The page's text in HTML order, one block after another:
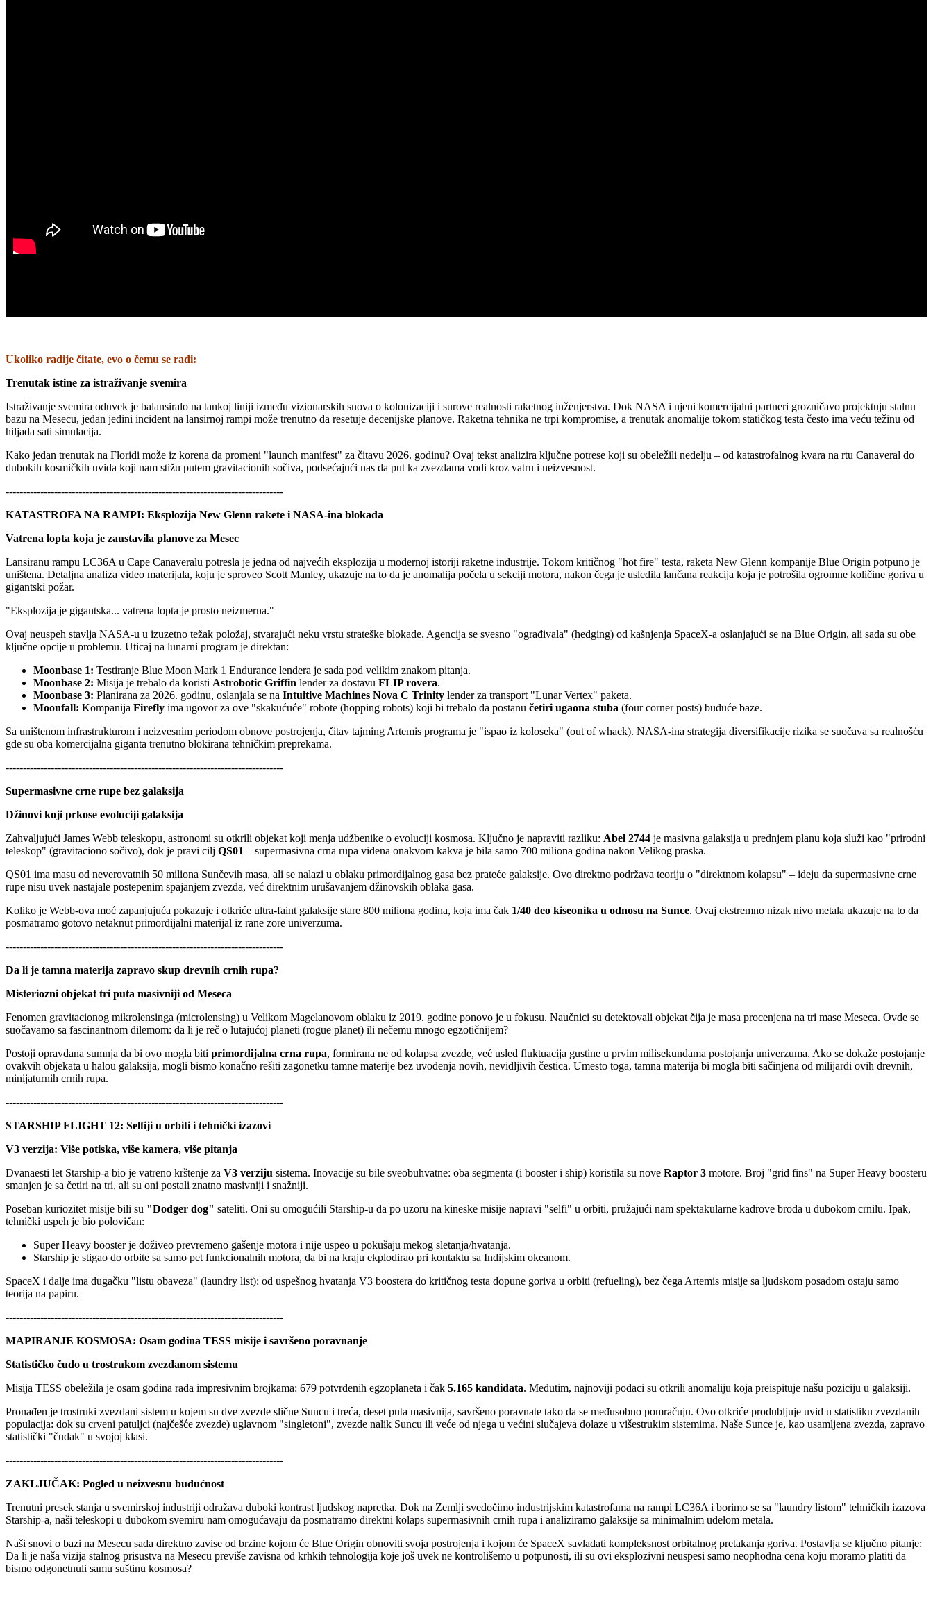
Ukoliko radije čitate, evo o čemu se radi:
Trenutak istine za istraživanje svemira
Istraživanje svemira oduvek je balansiralo na tankoj liniji između vizionarskih snova o kolonizaciji i surove realnosti raketnog inženjerstva. Dok NASA i njeni komercijalni partneri grozničavo projektuju stalnu
bazu na Mesecu, jedan jedini incident na lansirnoj rampi može trenutno da resetuje decenijske planove. Raketna tehnika ne trpi kompromise, a trenutak anomalije tokom statičkog testa često ima veću težinu od
hiljada sati simulacija.
Kako jedan trenutak na Floridi može iz korena da promeni "launch manifest" za čitavu 2026. godinu? Ovaj tekst analizira ključne potrese koji su obeležili nedelju – od katastrofalnog kvara na rtu Canaveral do
dubokih kosmičkih uvida koji nam stižu putem gravitacionih sočiva, podsećajući nas da put ka zvezdama vodi kroz vatru i neizvesnost.
--------------------------------------------------------------------------------
KATASTROFA NA RAMPI: Eksplozija New Glenn rakete i NASA-ina blokada
Vatrena lopta koja je zaustavila planove za Mesec
Lansiranu rampu LC36A u Cape Canaveralu potresla je jedna od najvećih eksplozija u modernoj istoriji raketne industrije. Tokom kritičnog "hot fire" testa, raketa New Glenn kompanije Blue Origin potpuno je
uništena. Detaljna analiza video materijala, koju je sproveo Scott Manley, ukazuje na to da je anomalija počela u sekciji motora, nakon čega je usledila lančana reakcija koja je potrošila ogromne količine goriva u
gigantski požar.
"Eksplozija je gigantska... vatrena lopta je prosto neizmerna."
Ovaj neuspeh stavlja NASA-u u izuzetno težak položaj, stvarajući neku vrstu strateške blokade. Agencija se svesno "ograđivala" (hedging) od kašnjenja SpaceX-a oslanjajući se na Blue Origin, ali sada su obe
ključne opcije u problemu. Uticaj na lunarni program je direktan:
Moonbase 1: Testiranje Blue Moon Mark 1 Endurance lendera je sada pod velikim znakom pitanja.
Moonbase 2: Misija je trebalo da koristi Astrobotic Griffin lender za dostavu FLIP rovera.
Moonbase 3: Planirana za 2026. godinu, oslanjala se na Intuitive Machines Nova C Trinity lender za transport "Lunar Vertex" paketa.
Moonfall: Kompanija Firefly ima ugovor za ove "skakućuće" robote (hopping robots) koji bi trebalo da postanu četiri ugaona stuba (four corner posts) buduće baze.
Sa uništenom infrastrukturom i neizvesnim periodom obnove postrojenja, čitav tajming Artemis programa je "ispao iz koloseka" (out of whack). NASA-ina strategija diversifikacije rizika se suočava sa realnošću
gde su oba komercijalna giganta trenutno blokirana tehničkim preprekama.
--------------------------------------------------------------------------------
Supermasivne crne rupe bez galaksija
Džinovi koji prkose evoluciji galaksija
Zahvaljujući James Webb teleskopu, astronomi su otkrili objekat koji menja udžbenike o evoluciji kosmosa. Ključno je napraviti razliku: Abel 2744 je masivna galaksija u prednjem planu koja služi kao "prirodni
teleskop" (gravitaciono sočivo), dok je pravi cilj QS01 – supermasivna crna rupa viđena onakvom kakva je bila samo 700 miliona godina nakon Velikog praska.
QS01 ima masu od neverovatnih 50 miliona Sunčevih masa, ali se nalazi u oblaku primordijalnog gasa bez prateće galaksije. Ovo direktno podržava teoriju o "direktnom kolapsu" – ideju da supermasivne crne
rupe nisu uvek nastajale postepenim spajanjem zvezda, već direktnim urušavanjem džinovskih oblaka gasa.
Koliko je Webb-ova moć zapanjujuća pokazuje i otkriće ultra-faint galaksije stare 800 miliona godina, koja ima čak 1/40 deo kiseonika u odnosu na Sunce. Ovaj ekstremno nizak nivo metala ukazuje na to da
posmatramo gotovo netaknut primordijalni materijal iz rane zore univerzuma.
--------------------------------------------------------------------------------
Da li je tamna materija zapravo skup drevnih crnih rupa?
Misteriozni objekat tri puta masivniji od Meseca
Fenomen gravitacionog mikrolensinga (microlensing) u Velikom Magelanovom oblaku iz 2019. godine ponovo je u fokusu. Naučnici su detektovali objekat čija je masa procenjena na tri mase Meseca. Ovde se
suočavamo sa fascinantnom dilemom: da li je reč o lutajućoj planeti (rogue planet) ili nečemu mnogo egzotičnijem?
Postoji opravdana sumnja da bi ovo mogla biti primordijalna crna rupa, formirana ne od kolapsa zvezde, već usled fluktuacija gustine u prvim milisekundama postojanja univerzuma. Ako se dokaže postojanje
ovakvih objekata u halou galaksija, mogli bismo konačno rešiti zagonetku tamne materije bez uvođenja novih, nevidljivih čestica. Umesto toga, tamna materija bi mogla biti sačinjena od milijardi ovih drevnih,
minijaturnih crnih rupa.
--------------------------------------------------------------------------------
STARSHIP FLIGHT 12: Selfiji u orbiti i tehnički izazovi
V3 verzija: Više potiska, više kamera, više pitanja
Dvanaesti let Starship-a bio je vatreno krštenje za V3 verziju sistema. Inovacije su bile sveobuhvatne: oba segmenta (i booster i ship) koristila su nove Raptor 3 motore. Broj "grid fins" na Super Heavy boosteru
smanjen je sa četiri na tri, ali su oni postali znatno masivniji i snažniji.
Poseban kuriozitet misije bili su "Dodger dog" sateliti. Oni su omogućili Starship-u da po uzoru na kineske misije napravi "selfi" u orbiti, pružajući nam spektakularne kadrove broda u dubokom crnilu. Ipak,
tehnički uspeh je bio polovičan:
Super Heavy booster je doživeo prevremeno gašenje motora i nije uspeo u pokušaju mekog sletanja/hvatanja.
Starship je stigao do orbite sa samo pet funkcionalnih motora, da bi na kraju ekplodirao pri kontaktu sa Indijskim okeanom.
SpaceX i dalje ima dugačku "listu obaveza" (laundry list): od uspešnog hvatanja V3 boostera do kritičnog testa dopune goriva u orbiti (refueling), bez čega Artemis misije sa ljudskom posadom ostaju samo
teorija na papiru.
--------------------------------------------------------------------------------
MAPIRANJE KOSMOSA: Osam godina TESS misije i savršeno poravnanje
Statističko čudo u trostrukom zvezdanom sistemu
Misija TESS obeležila je osam godina rada impresivnim brojkama: 679 potvrđenih egzoplaneta i čak 5.165 kandidata. Međutim, najnoviji podaci su otkrili anomaliju koja preispituje našu poziciju u galaksiji.
Pronađen je trostruki zvezdani sistem u kojem su dve zvezde slične Suncu i treća, deset puta masivnija, savršeno poravnate tako da se međusobno pomračuju. Ovo otkriće produbljuje uvid u statistiku zvezdanih
populacija: dok su crveni patuljci (najčešće zvezde) uglavnom "singletoni", zvezde nalik Suncu ili veće od njega u većini slučajeva dolaze u višestrukim sistemima. Naše Sunce je, kao usamljena zvezda, zapravo
statistički "čudak" u svojoj klasi.
--------------------------------------------------------------------------------
ZAKLJUČAK: Pogled u neizvesnu budućnost
Trenutni presek stanja u svemirskoj industriji odražava duboki kontrast ljudskog napretka. Dok na Zemlji svedočimo industrijskim katastrofama na rampi LC36A i borimo se sa "laundry listom" tehničkih izazova
Starship-a, naši teleskopi u dubokom svemiru nam omogućavaju da posmatramo direktni kolaps supermasivnih crnih rupa i analiziramo galaksije sa minimalnim udelom metala.
Naši snovi o bazi na Mesecu sada direktno zavise od brzine kojom će Blue Origin obnoviti svoja postrojenja i kojom će SpaceX savladati kompleksnost orbitalnog pretakanja goriva. Postavlja se ključno pitanje:
Da li je naša vizija stalnog prisustva na Mesecu previše zavisna od krhkih tehnologija koje još uvek ne kontrolišemo u potpunosti, ili su ovi eksplozivni neuspesi samo neophodna cena koju moramo platiti da
bismo odgonetnuli samu suštinu kosmosa?